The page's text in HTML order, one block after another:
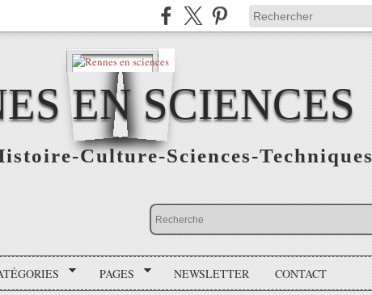
EN SCIENCES
Culture-Sciences-Techniques
PAGES NEWSLETTER CONTACT